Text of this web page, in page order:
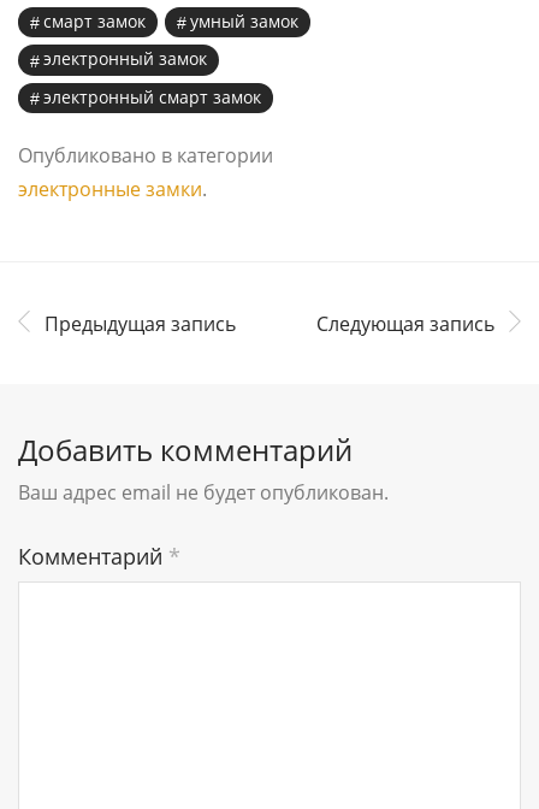
смарт замок
умный замок
электронный замок
электронный смарт замок
Опубликовано в категории
электронные замки.
Предыдущая запись Следующая запись
Добавить комментарий
Ваш адрес email не будет опубликован.
Комментарий *